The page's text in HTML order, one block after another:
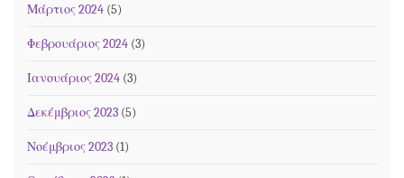
Μάρτιος 2024 (5)
Φεβρουάριος 2024 (3)
Ιανουάριος 2024 (3)
Δεκέμβριος 2023 (5)
Νοέμβριος 2023 (1)